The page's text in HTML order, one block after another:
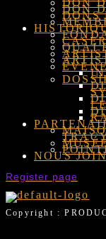
DON
DON
DONS
QUAI
NOUS
Register page
Copyright :